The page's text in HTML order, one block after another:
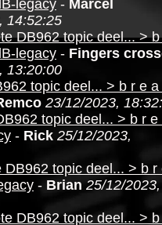
legacy - Marcel
14:52:25
DB962 topic deel... >
legacy - Fingers
13:20:00
topic deel... > b r e a
23/12/2023,
topic deel... > b r e
- Rick 25/12/2023,
DB962 topic deel... > b r
- Brian 25/12/2023,
DB962 topic deel... >